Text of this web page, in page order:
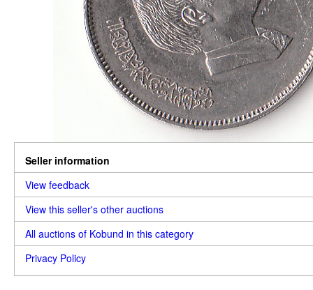
Seller information
View feedback
View this seller's other auctions
All auctions of Kobund in this category
Privacy Policy